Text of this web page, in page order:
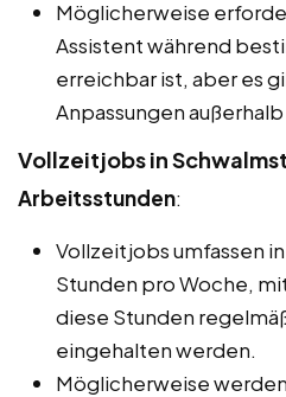
Möglicherweise
Assistent während
erreichbar ist, aber es
Anpassungen
Vollzeitjobs in
Arbeitsstunden:
Vollzeitjobs umfassen
Stunden pro Woche,
diese Stunden
eingehalten werden.
Möglicherweise